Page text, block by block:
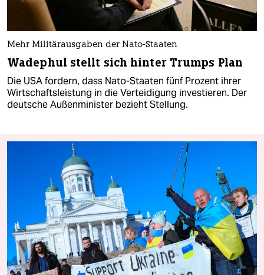
Mehr Militärausgaben der Nato-Staaten
Wadephul stellt sich hinter Trumps Plan
Die USA fordern, dass Nato-Staaten fünf Prozent ihrer
Wirtschaftsleistung in die Verteidigung investieren. Der
deutsche Außenminister bezieht Stellung.